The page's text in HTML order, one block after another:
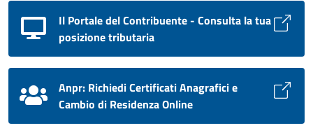
Il Portale del Contribuente - Consulta la tua
posizione tributaria
Anpr: Richiedi Certificati Anagrafici e
Cambio di Residenza Online